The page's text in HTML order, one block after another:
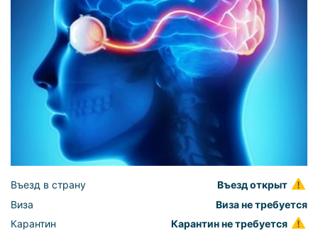
Въезд в страну
Въезд открыт
Виза
Виза не требуется
Карантин
Карантин не требуется